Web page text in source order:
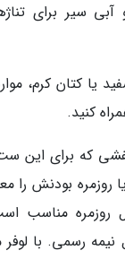
سیر برای
یا کتان کرم،
کنید.
که برای این
روزمره بودنش را
روزمره مناسب
رسمی. با لوفر